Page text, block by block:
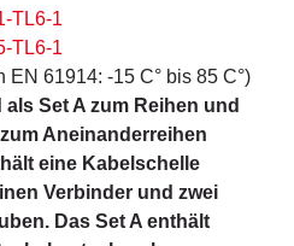
TL6-1
TL6-1
EN 61914: -15 C° bis 85 C°)
Set A zum Reihen und
Aneinanderreihen
eine Kabelschelle
Verbinder und zwei
Das Set A enthält